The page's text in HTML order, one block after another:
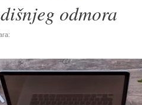
odmora